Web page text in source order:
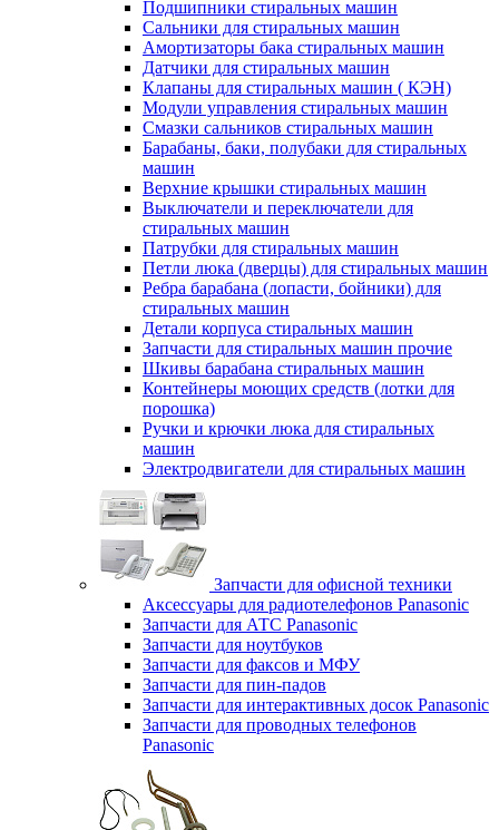
Подшипники стиральных машин
Сальники для стиральных машин
Амортизаторы бака стиральных машин
Датчики для стиральных машин
Клапаны для стиральных машин ( КЭН)
Модули управления стиральных машин
Смазки сальников стиральных машин
Барабаны, баки, полубаки для стиральных
машин
Верхние крышки стиральных машин
Выключатели и переключатели для
стиральных машин
Патрубки для стиральных машин
Петли люка (дверцы) для стиральных машин
Ребра барабана (лопасти, бойники) для
стиральных машин
Детали корпуса стиральных машин
Запчасти для стиральных машин прочие
Шкивы барабана стиральных машин
Контейнеры моющих средств (лотки для
порошка)
Ручки и крючки люка для стиральных
машин
Электродвигатели для стиральных машин
Запчасти для офисной техники
Аксессуары для радиотелефонов Panasonic
Запчасти для АТС Panasonic
Запчасти для ноутбуков
Запчасти для факсов и МФУ
Запчасти для пин-падов
Запчасти для интерактивных досок Panasonic
Запчасти для проводных телефонов
Panasonic